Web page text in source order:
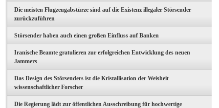
Die meisten Flugzeugabstürze sind auf die Existenz illegaler Störsender
zurückzuführen
Störsender haben auch einen großen Einfluss auf Banken
Iranische Beamte gratulieren zur erfolgreichen Entwicklung des neuen
Jammers
Das Design des Störsenders ist die Kristallisation der Weisheit
wissenschaftlicher Forscher
Die Regierung lädt zur öffentlichen Ausschreibung für hochwertige